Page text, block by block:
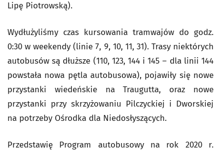
Lipę Piotrowską).
Wydłużyliśmy czas kursowania tramwajów do godz.
0:30 w weekendy (linie 7, 9, 10, 11, 31). Trasy niektórych
autobusów są dłuższe (110, 123, 144 i 145 – dla linii 144
powstała nowa pętla autobusowa), pojawiły się nowe
przystanki wiedeńskie na Traugutta, oraz nowe
przystanki przy skrzyżowaniu Pilczyckiej i Dworskiej
na potrzeby Ośrodka dla Niedosłyszących.
Przedstawię Program autobusowy na rok 2020 r.